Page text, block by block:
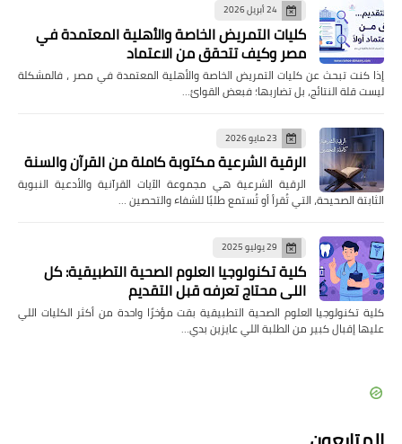
24 أبريل 2026
كليات التمريض الخاصة والأهلية المعتمدة في
مصر وكيف تتحقق من الاعتماد
إذا كنت تبحث عن كليات التمريض الخاصة والأهلية المعتمدة في مصر ، فالمشكلة
ليست قلة النتائج، بل تضاربها؛ فبعض القوائ…
23 مايو 2026
الرقية الشرعية مكتوبة كاملة من القرآن والسنة
الرقية الشرعية هي مجموعة الآيات القرآنية والأدعية النبوية
الثابتة الصحيحة، التي تُقرأ أو تُستمع طلبًا للشفاء والتحصين …
29 يوليو 2025
كلية تكنولوجيا العلوم الصحية التطبيقية: كل
اللي محتاج تعرفه قبل التقديم
كلية تكنولوجيا العلوم الصحية التطبيقية بقت مؤخرًا واحدة من أكثر الكليات اللي
عليها إقبال كبير من الطلبة اللي عايزين بدي…